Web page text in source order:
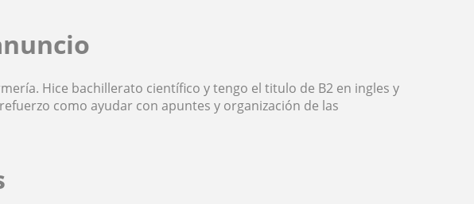
Hice bachillerato científico y tengo el titulo de B2 en ingles y
como ayudar con apuntes y organización de las